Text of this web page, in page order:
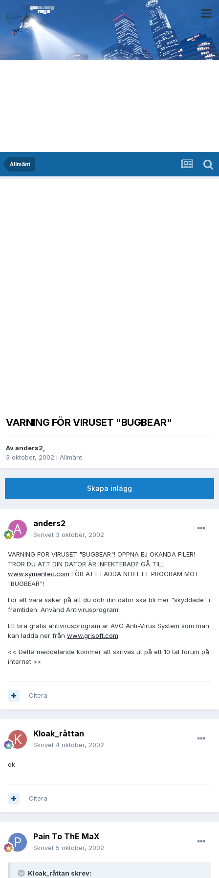
Allmänt
VARNING FÖR VIRUSET "BUGBEAR"
Avanders2,
3 oktober, 2002 i Allmänt
Skapa inlägg
anders2
Skrivet 3 oktober, 2002
VARNING FÖR VIRUSET "BUGBEAR"! ÖPPNA EJ OKÄNDA FILER!
TROR DU ATT DIN DATOR ÄR INFEKTERAD? GÅ TILL
www.symantec.com FÖR ATT LADDA NER ETT PROGRAM MOT
"BUGBEAR"!
För att vara säker på att du och din dator ska bli mer "skyddade" i
framtiden. Använd Antivirusprogram!
Ett bra gratis antivirusprogram är AVG Anti-Virus System som man
kan ladda ner från www.grisoft.com
<< Detta meddelande kommer att skrivas ut på ett 10 tal forum på
internet >>
Citera
Kloak_råttan
Skrivet 4 oktober, 2002
ok
Citera
Pain To ThE MaX
Skrivet 5 oktober, 2002
Kloak_råttan skrev: